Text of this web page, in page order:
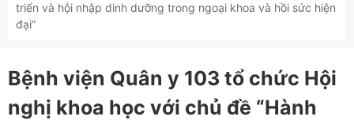
triển và hội nhập dinh dưỡng trong ngoại khoa và hồi sức hiện
đại”
Bệnh viện Quân y 103 tổ chức Hội
nghị khoa học với chủ đề “Hành